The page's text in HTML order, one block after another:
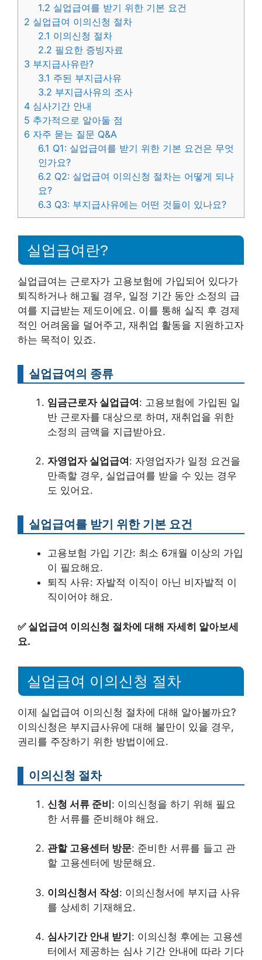
1.2 실업급여를 받기 위한 기본 요건
2 실업급여 이의신청 절차
2.1 이의신청 절차
2.2 필요한 증빙자료
3 부지급사유란?
3.1 주된 부지급사유
3.2 부지급사유의 조사
4 심사기간 안내
5 추가적으로 알아둘 점
6 자주 묻는 질문 Q&A
6.1 Q1: 실업급여를 받기 위한 기본 요건은 무엇
인가요?
6.2 Q2: 실업급여 이의신청 절차는 어떻게 되나
요?
6.3 Q3: 부지급사유에는 어떤 것들이 있나요?
실업급여란?
실업급여는 근로자가 고용보험에 가입되어 있다가
퇴직하거나 해고될 경우, 일정 기간 동안 소정의 급
여를 지급받는 제도이에요. 이를 통해 실직 후 경제
적인 어려움을 덜어주고, 재취업 활동을 지원하고자
하는 목적이 있죠.
실업급여의 종류
임금근로자 실업급여: 고용보험에 가입된 일
반 근로자를 대상으로 하며, 재취업을 위한
소정의 금액을 지급받아요.
자영업자 실업급여 : 자영업자가 일정 요건을
만족할 경우, 실업급여를 받을 수 있는 경우
도 있어요.
실업급여를 받기 위한 기본 요건
고용보험 가입 기간: 최소 6개월 이상의 가입
이 필요해요.
퇴직 사유: 자발적 이직이 아닌 비자발적 이
직이어야 해요.
✅ 실업급여 이의신청 절차에 대해 자세히 알아보세
요.
실업급여 이의신청 절차
이제 실업급여 이의신청 절차에 대해 알아볼까요?
이의신청은 부지급사유에 대해 불만이 있을 경우,
권리를 주장하기 위한 방법이에요.
이의신청 절차
신청 서류 준비: 이의신청을 하기 위해 필요
한 서류를 준비해야 해요.
관할 고용센터 방문: 준비한 서류를 들고 관
할 고용센터에 방문해요.
이의신청서 작성: 이의신청서에 부지급 사유
를 상세히 기재해요.
심사기간 안내 받기 : 이의신청 후에는 고용센
터에서 제공하는 심사 기간 안내에 따라 기다